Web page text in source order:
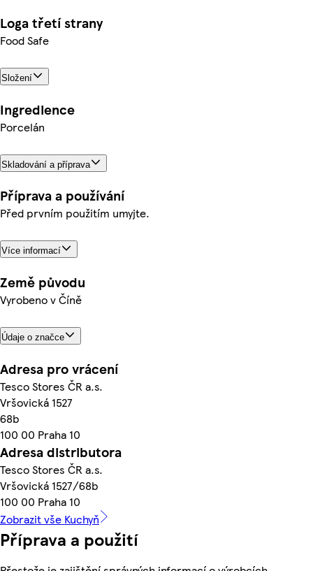
Loga třetí strany
Food Safe
Složení
Ingredience
Porcelán
Skladování a příprava
Příprava a používání
Před prvním použitím umyjte.
Více informací
Země původu
Vyrobeno v Číně
Údaje o značce
Adresa pro vrácení
Tesco Stores ČR a.s.
Vršovická 1527
68b
100 00 Praha 10
Adresa distributora
Tesco Stores ČR a.s.
Vršovická 1527/68b
100 00 Praha 10
Zobrazit vše Kuchyň
Příprava a použití